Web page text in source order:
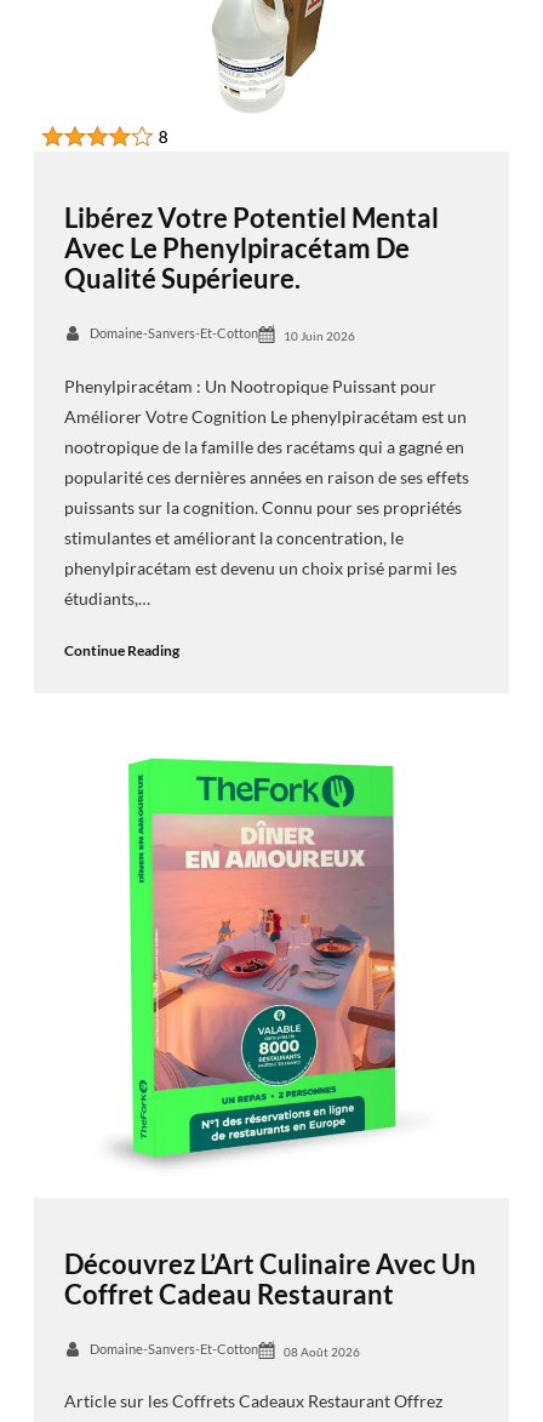
Libérez Votre Potentiel Mental
Avec Le Phenylpiracétam De
Qualité Supérieure.
Domaine-Sanvers-Et-Cotton 10 Juin 2026
Phenylpiracétam : Un Nootropique Puissant pour
Améliorer Votre Cognition Le phenylpiracétam est un
nootropique de la famille des racétams qui a gagné en
popularité ces dernières années en raison de ses effets
puissants sur la cognition. Connu pour ses propriétés
stimulantes et améliorant la concentration, le
phenylpiracétam est devenu un choix prisé parmi les
étudiants,…
Continue Reading
Découvrez L’Art Culinaire Avec Un
Coffret Cadeau Restaurant
Domaine-Sanvers-Et-Cotton 08 Août 2026
Article sur les Coffrets Cadeaux Restaurant Offrez